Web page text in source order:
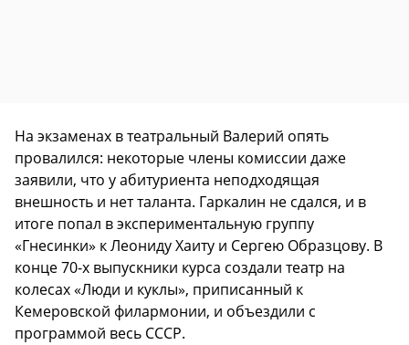
На экзаменах в театральный Валерий опять
провалился: некоторые члены комиссии даже
заявили, что у абитуриента неподходящая
внешность и нет таланта. Гаркалин не сдался, и в
итоге попал в экспериментальную группу
«Гнесинки» к Леониду Хаиту и Сергею Образцову. В
конце 70-х выпускники курса создали театр на
колесах «Люди и куклы», приписанный к
Кемеровской филармонии, и объездили с
программой весь СССР.